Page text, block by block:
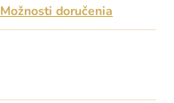
Možnosti doručenia